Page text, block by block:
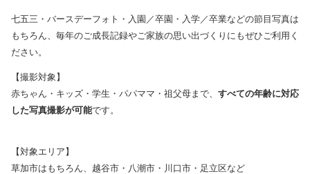
七五三・バースデーフォト・入園／卒園・入学／卒業などの節目写真は
もちろん、毎年のご成長記録やご家族の思い出づくりにもぜひご利用く
ださい。
【撮影対象】
赤ちゃん・キッズ・学生・パパママ・祖父母まで、 すべての年齢に対応
した写真撮影が可能です。
【対象エリア】
草加市はもちろん、越谷市・八潮市・川口市・足立区など